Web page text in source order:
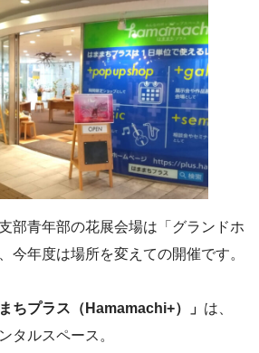
部青年部の花展会場は「グランドホ
今年度は場所を変えての開催です。
まちプラス（Hamamachi+）」 は、
タルスペース。